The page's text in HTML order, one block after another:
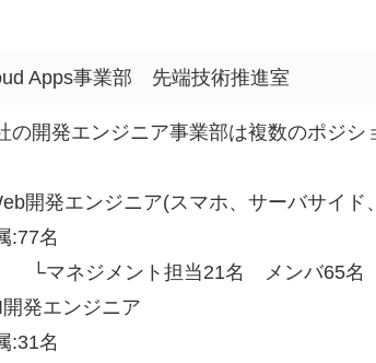
Apps事業部 先端技術推進室
の開発エンジニア事業部は複数のポジシ
開発エンジニア(スマホ、サーバサイド
:77名
ネジメント担当21名 メンバ65名
発エンジニア
:31名